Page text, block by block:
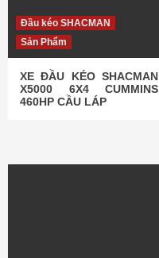
Đầu kéo SHACMAN
Sản Phẩm
XE ĐẦU KÉO SHACMAN
X5000 6X4 CUMMINS
460HP CẦU LÁP